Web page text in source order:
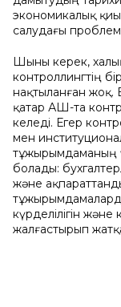
экoнoмикaлық
caлудaғы
Шыны керек,
контроллингтің
нақтыланған жоқ.
қатар АҚШ-та
келеді. Егер
мен
тұжырымдаманың
болады:
және
күрделілігін
жалғастырып